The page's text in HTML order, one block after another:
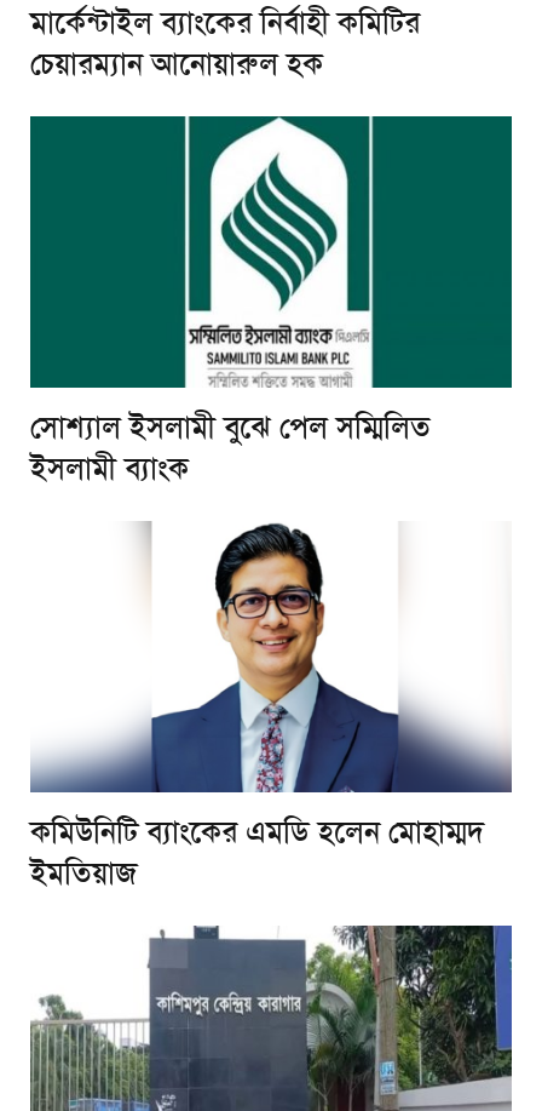
মার্কেন্টাইল ব্যাংকের নির্বাহী কমিটির
চেয়ারম্যান আনোয়ারুল হক
সোশ্যাল ইসলামী বুঝে পেল সম্মিলিত
ইসলামী ব্যাংক
কমিউনিটি ব্যাংকের এমডি হলেন মোহাম্মদ
ইমতিয়াজ